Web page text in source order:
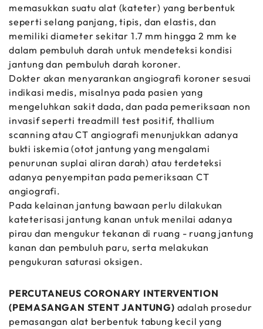
memasukkan suatu alat (kateter) yang berbentuk
seperti selang panjang, tipis, dan elastis, dan
memiliki diameter sekitar 1.7 mm hingga 2 mm ke
dalam pembuluh darah untuk mendeteksi kondisi
jantung dan pembuluh darah koroner.
Dokter akan menyarankan angiografi koroner sesuai
indikasi medis, misalnya pada pasien yang
mengeluhkan sakit dada, dan pada pemeriksaan non
invasif seperti treadmill test positif, thallium
scanning atau CT angiografi menunjukkan adanya
bukti iskemia (otot jantung yang mengalami
penurunan suplai aliran darah) atau terdeteksi
adanya penyempitan pada pemeriksaan CT
angiografi.
Pada kelainan jantung bawaan perlu dilakukan
kateterisasi jantung kanan untuk menilai adanya
pirau dan mengukur tekanan di ruang - ruang jantung
kanan dan pembuluh paru, serta melakukan
pengukuran saturasi oksigen.
PERCUTANEUS CORONARY INTERVENTION
(PEMASANGAN STENT JANTUNG) adalah prosedur
pemasangan alat berbentuk tabung kecil yang